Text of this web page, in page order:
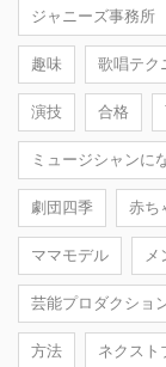
ジャニーズ事務所
趣味 歌唱テク
演技 合格
ミュージシャンに
劇団四季 赤ち
ママモデル メ
芸能プロダクショ
方法 ネクスト